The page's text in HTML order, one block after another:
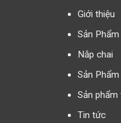
Giới thiệu
Sản
Nắp chai
Sản
Sản phẩm
Tin tức